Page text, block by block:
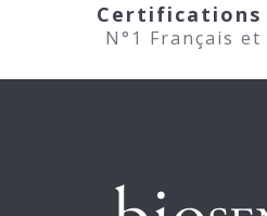
Certifications
N°1 Français